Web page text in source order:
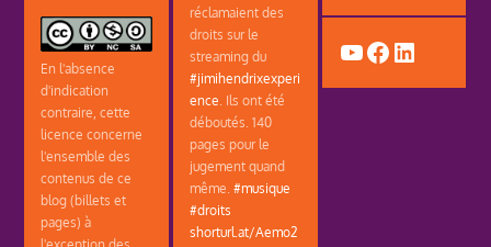
En l'absence
d'indication
contraire, cette
licence concerne
l'ensemble des
contenus de ce
blog (billets et
pages) à
réclamaient des
droits sur le
streaming du
#jimihendrixexperi
ence . Ils ont été
déboutés. 140
pages pour le
jugement quand
même.#musique
#droits
shorturl.at/Aemo2
YouTube
Facebook
LinkedIn